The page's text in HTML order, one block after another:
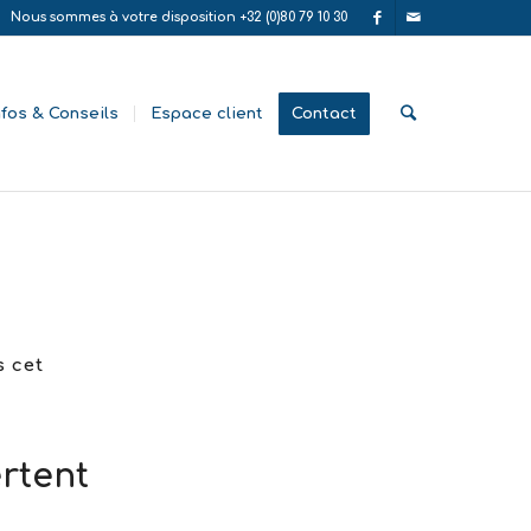
Nous sommes à votre disposition +32 (0)80 79 10 30
& Conseils Espace client Contact
cet